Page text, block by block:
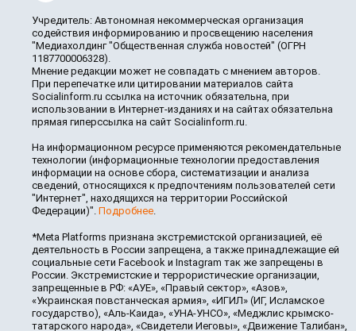
Учредитель: Автономная некоммерческая организация
содействия информированию и просвещению населения
"Медиахолдинг "Общественная служба новостей" (ОГРН
1187700006328).
Мнение редакции может не совпадать с мнением авторов.
При перепечатке или цитировании материалов сайта
Socialinform.ru ссылка на источник обязательна, при
использовании в Интернет-изданиях и на сайтах обязательна
прямая гиперссылка на сайт Socialinform.ru.
На информационном ресурсе применяются рекомендательные
технологии (информационные технологии предоставления
информации на основе сбора, систематизации и анализа
сведений, относящихся к предпочтениям пользователей сети
"Интернет", находящихся на территории Российской
Федерации)". Подробнее.
*Meta Platforms признана экстремистской организацией, её
деятельность в России запрещена, а также принадлежащие ей
социальные сети Facebook и Instagram так же запрещены в
России. Экстремистские и террористические организации,
запрещенные в РФ: «АУЕ», «Правый сектор», «Азов»,
«Украинская повстанческая армия», «ИГИЛ» (ИГ, Исламское
государство), «Аль-Каида», «УНА-УНСО», «Меджлис крымско-
татарского народа», «Свидетели Иеговы», «Движение Талибан»,